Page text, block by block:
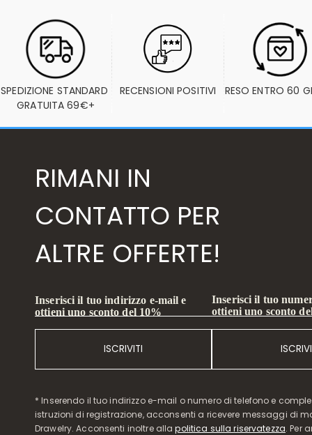
SPEDIZIONE STANDARD
GRATUITA 69€+
RECENSIONI POSITIVI RESO ENTRO 60
RIMANI IN
CONTATTO PER
ALTRE OFFERTE!
Inserisci il tuo indirizzo e-mail e
ottieni uno sconto del 10%
ISCRIVITI
Inserisci il tuo
ottieni uno sconto
* Inserendo il tuo indirizzo e-mail o numero di telefono e
istruzioni di registrazione, acconsenti a ricevere messaggi di
Drawelry. Acconsenti inoltre allapolitica sulla riservatezza. Per